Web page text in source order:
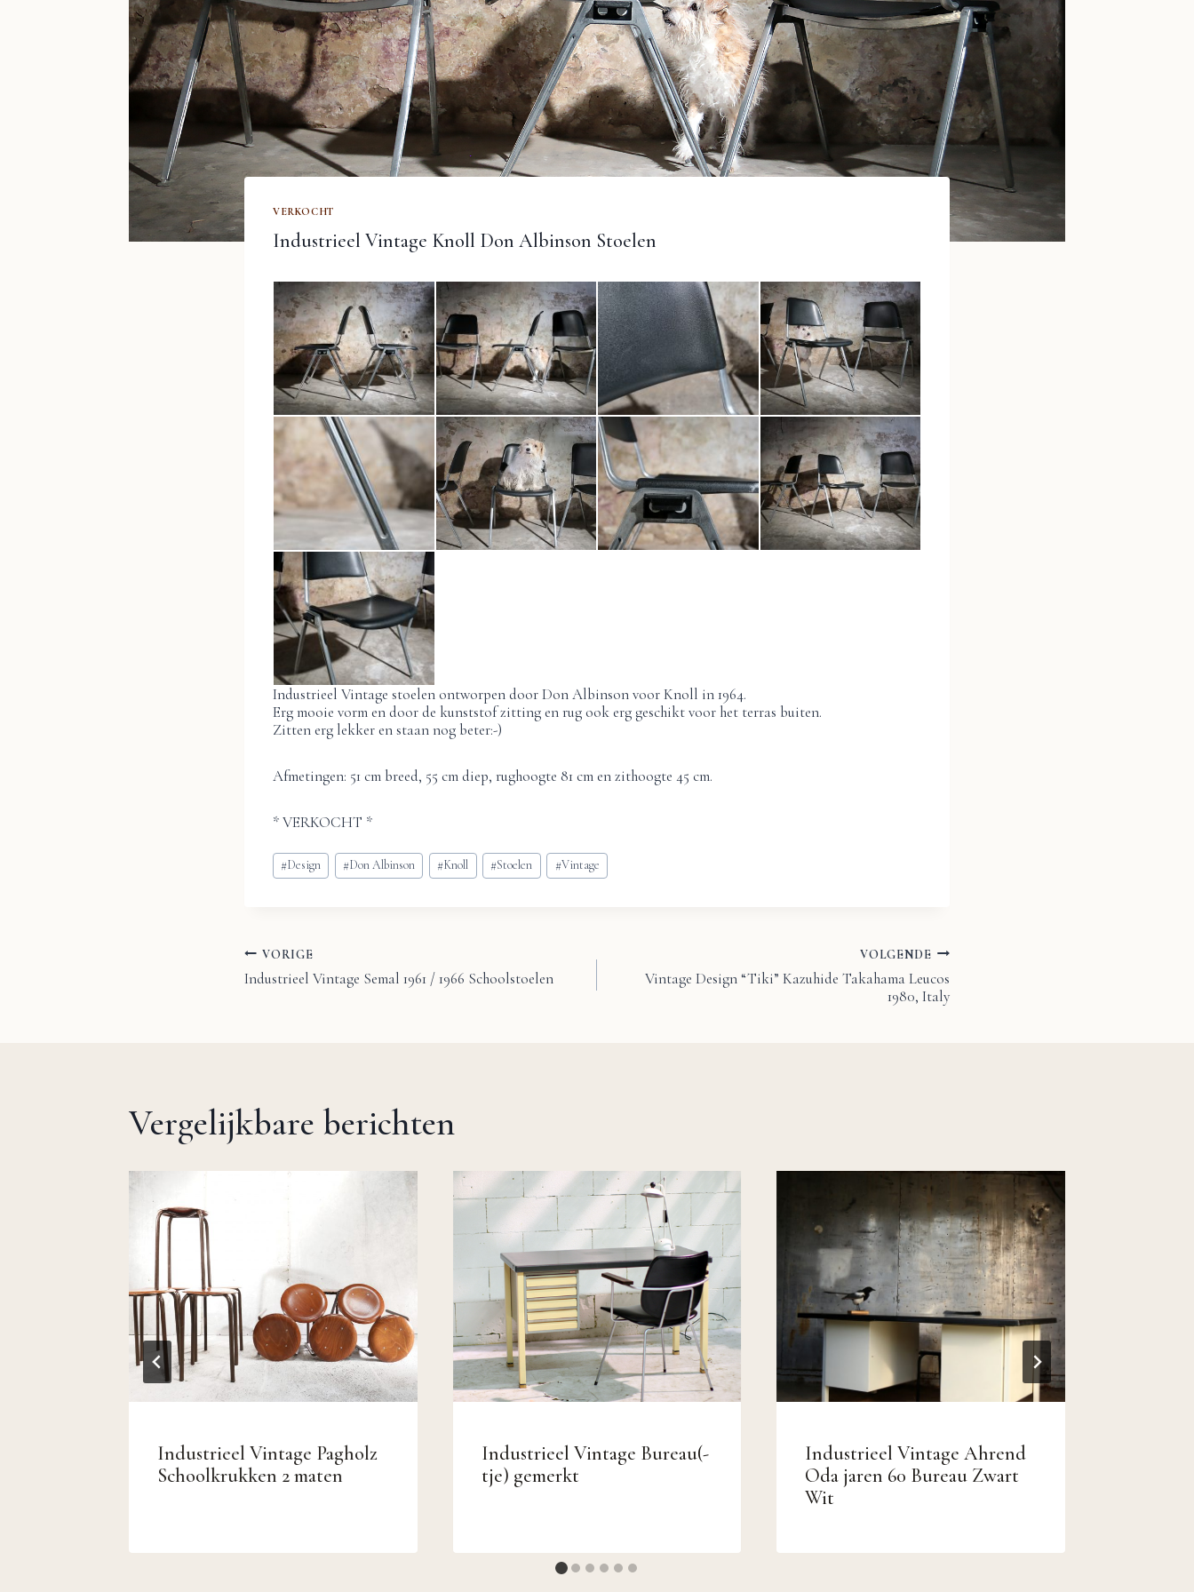
VERKOCHT
Industrieel Vintage Knoll Don Albinson Stoelen
Industrieel Vintage stoelen ontworpen door Don Albinson voor Knoll in 1964.
Erg mooie vorm en door de kunststof zitting en rug ook erg geschikt voor het terras buiten.
Zitten erg lekker en staan nog beter:-)
Afmetingen: 51 cm breed, 55 cm diep, rughoogte 81 cm en zithoogte 45 cm.
* VERKOCHT *
Bericht
tags:
#Design #Don Albinson #Knoll #Stoelen #Vintage
Bericht
VORIGE
Industrieel Vintage Semal 1961 / 1966 Schoolstoelen
VOLGENDE
Vintage Design “Tiki” Kazuhide Takahama Leucos
1980, Italy
Vergelijkbare berichten
Industrieel Vintage Pagholz
Schoolkrukken 2 maten
Industrieel Vintage Bureau(-
tje) gemerkt
Industrieel Vintage Ahrend
Oda jaren 60 Bureau Zwart
Wit